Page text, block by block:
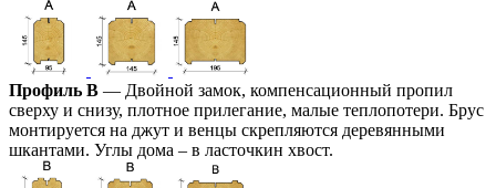
Профиль В — Двойной замок, компенсационный пропил
сверху и снизу, плотное прилегание, малые теплопотери. Брус
монтируется на джут и венцы скрепляются деревянными
шкантами. Углы дома – в ласточкин хвост.